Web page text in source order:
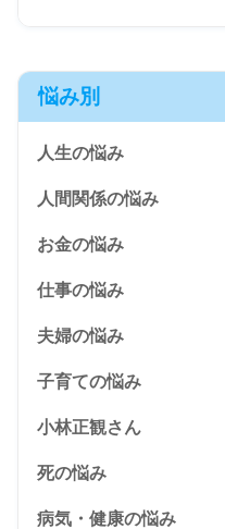
悩み別
人生の悩み
人間関係の悩み
お金の悩み
仕事の悩み
夫婦の悩み
子育ての悩み
小林正観さん
死の悩み
病気・健康の悩み